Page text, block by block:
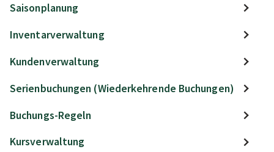
Saisonplanung
Inventarverwaltung
Kundenverwaltung
Serienbuchungen (Wiederkehrende Buchungen)
Buchungs-Regeln
Kursverwaltung